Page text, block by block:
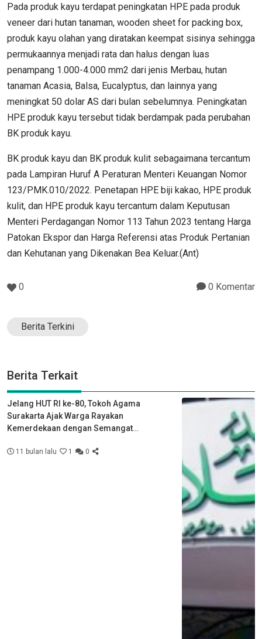
Pada produk kayu terdapat peningkatan HPE pada produk
veneer dari hutan tanaman, wooden sheet for packing box,
produk kayu olahan yang diratakan keempat sisinya sehingga
permukaannya menjadi rata dan halus dengan luas
penampang 1.000-4.000 mm2 dari jenis Merbau, hutan
tanaman Acasia, Balsa, Eucalyptus, dan lainnya yang
meningkat 50 dolar AS dari bulan sebelumnya. Peningkatan
HPE produk kayu tersebut tidak berdampak pada perubahan
BK produk kayu.
BK produk kayu dan BK produk kulit sebagaimana tercantum
pada Lampiran Huruf A Peraturan Menteri Keuangan Nomor
123/PMK.010/2022. Penetapan HPE biji kakao, HPE produk
kulit, dan HPE produk kayu tercantum dalam Keputusan
Menteri Perdagangan Nomor 113 Tahun 2023 tentang Harga
Patokan Ekspor dan Harga Referensi atas Produk Pertanian
dan Kehutanan yang Dikenakan Bea Keluar.(Ant)
0 0 Komentar
Berita Terkini
Berita Terkait
Jelang HUT RI ke-80, Tokoh Agama
Surakarta Ajak Warga Rayakan
Kemerdekaan dengan Semangat
11 bulan lalu 1 0